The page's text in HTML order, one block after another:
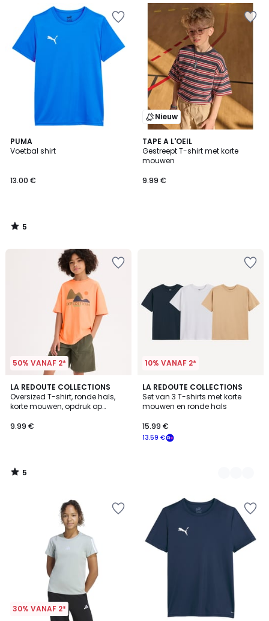
PUMA
Voetbal shirt
13.00 €
5
/
5
/
Nieuw
TAPE A L'OEIL
Gestreept T-shirt met korte
mouwen
9.99 €
50% VANAF 2*
LA REDOUTE COLLECTIONS
Oversized T-shirt, ronde hals,
korte mouwen, opdruk op
9.99 €
5
/
5
5
/
10% VANAF 2*
LA REDOUTE COLLECTIONS
Set van 3 T-shirts met korte
mouwen en ronde hals
13.59 €
15.99 €
2
Kleuren
30% VANAF 2*